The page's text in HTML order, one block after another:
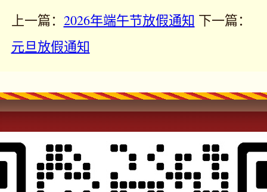
上一篇： 2026年端午节放假通知 下一篇：
元旦放假通知